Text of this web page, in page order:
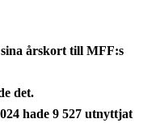
årskort till MFF:s
det.
hade 9 527 utnyttjat